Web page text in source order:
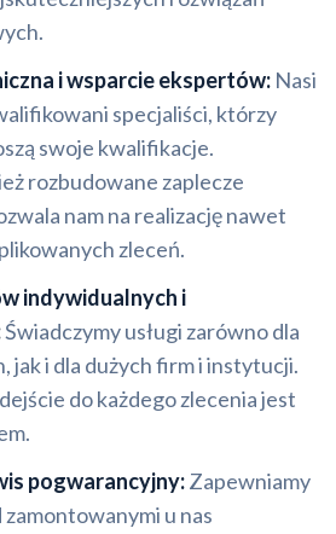
i wsparcie ekspertów: Nasi
specjaliści, którzy
swoje kwalifikacje.
rozbudowane zaplecze
nam na realizację nawet
zleceń.
indywidualnych i
Świadczymy usługi zarówno dla
jak i dla dużych firm i instytucji.
do każdego zlecenia jest
pogwarancyjny:Zapewniamy
zamontowanymi u nas